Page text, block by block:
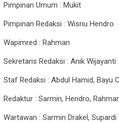
Pimpinan Umum : Mukit
Pimpinan Redaksi : Wisnu Hendro
Wapimred : Rahman
Sekretaris Redaksi : Anik Wijayanti
Staf Redaksi : Abdul Hamid, Bayu
Redaktur : Sarmin, Hendro,
Wartawan : Sarmin Drakel,